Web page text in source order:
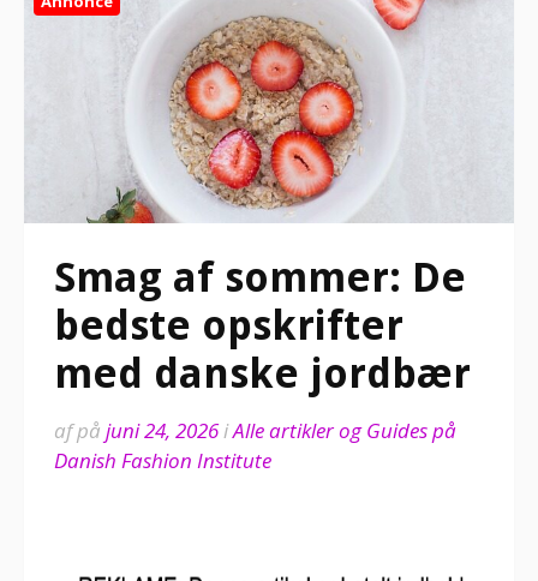
Smag af sommer: De
bedste opskrifter
med danske jordbær
afpå juni 24, 2026iAlle artikler og Guides på
Danish Fashion Institute